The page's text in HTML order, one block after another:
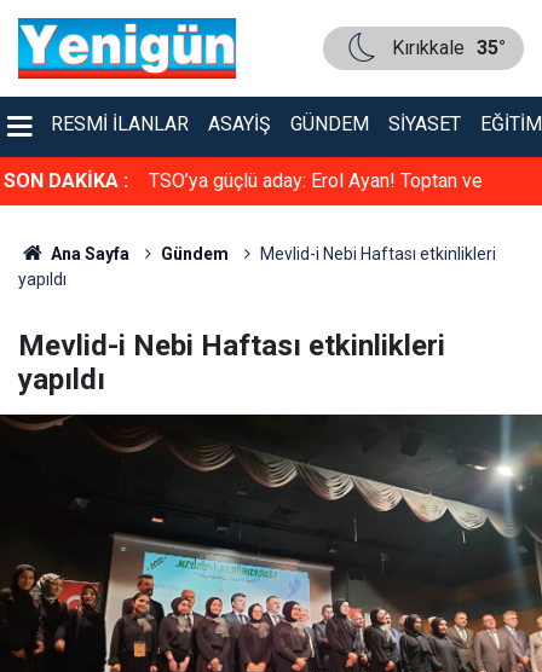
Kırıkkale 35°
RESMI İLANLAR ASAYIŞ GÜNDEM SIYASET EĞITIM
SON DAKİKA :
çarpıştı TSO’ya güçlü aday: Erol Ayan! Toptan ve
Ana Sayfa Gündem
Mevlid-i Nebi Haftası etkinlikleri
yapıldı
Mevlid-i Nebi Haftası etkinlikleri
yapıldı